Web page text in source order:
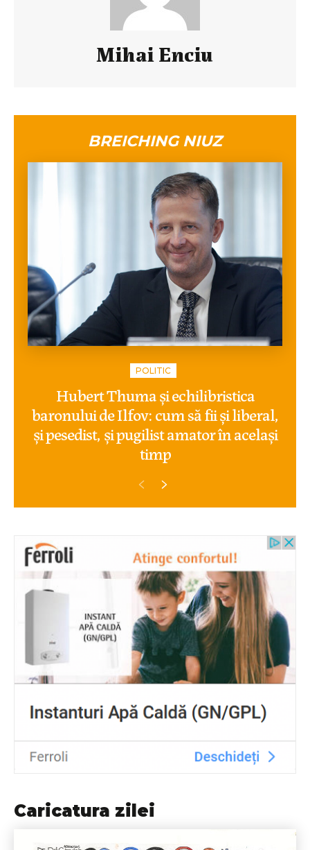
Mihai Enciu
BREICHING NIUZ
POLITIC
Hubert Thuma și echilibristica
baronului de Ilfov: cum să fii și liberal,
și pesedist, și pugilist amator în același
timp
Caricatura zilei